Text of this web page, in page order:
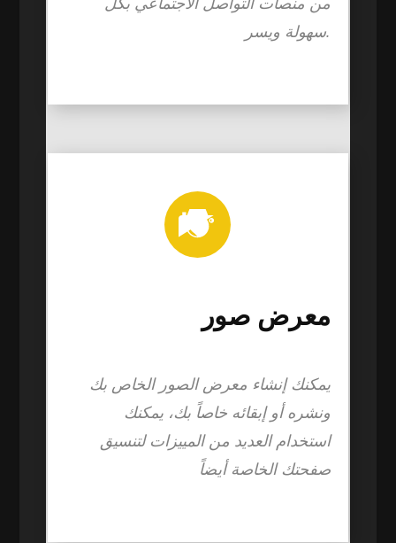
سهولة ويسر.
معرض صور
يمكنك إنشاء معرض الصور الخاص بك
ونشره أو إبقائه خاصاً بك، يمكنك
استخدام العديد من المييزات لتنسيق
صفحتك الخاصة أيضاً